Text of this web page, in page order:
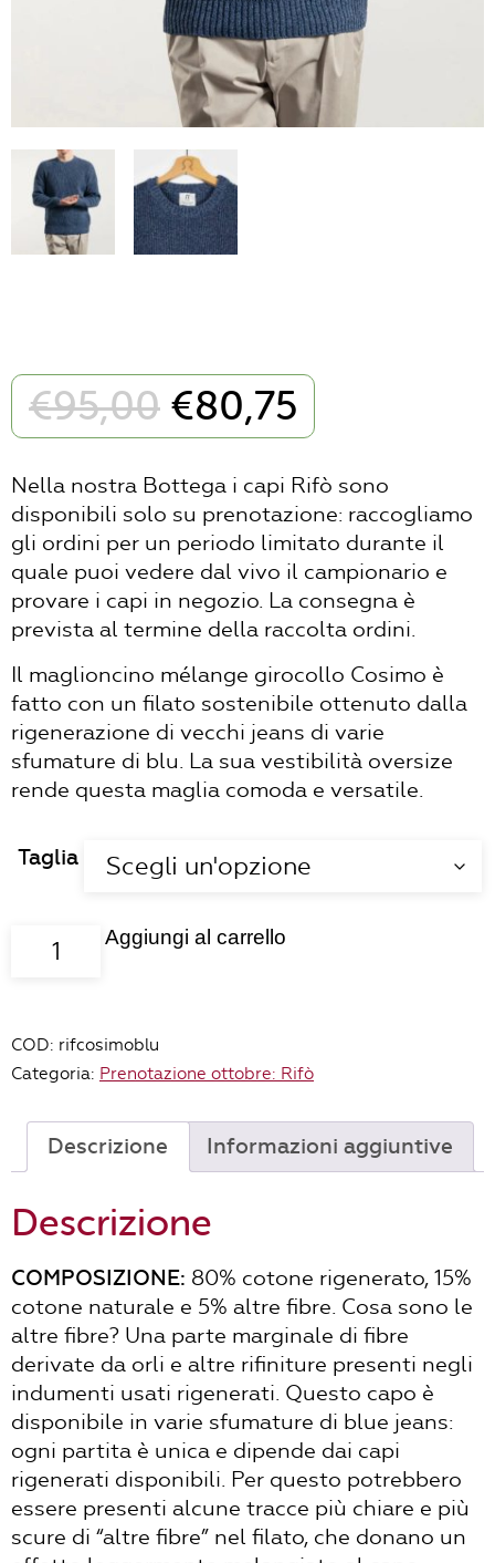
€95,00 Il
prezzo
era:
€95,00.
€80,75
prezzo
è:
€80,75.
Nella nostra Bottega i capi Rifò sono
disponibili solo su prenotazione: raccogliamo
gli ordini per un periodo limitato durante il
quale puoi vedere dal vivo il campionario e
provare i capi in negozio. La consegna è
prevista al termine della raccolta ordini.
Il maglioncino mélange girocollo Cosimo è
fatto con un filato sostenibile ottenuto dalla
rigenerazione di vecchi jeans di varie
sfumature di blu. La sua vestibilità oversize
rende questa maglia comoda e versatile.
Taglia
MAGLIA
UOMO
RIGENERATO
COSIMO
baltico-
prodotto
prenotazione
Aggiungi al carrello
COD: rifcosimoblu
Categoria: Prenotazione ottobre: Rifò
Descrizione Informazioni aggiuntive
Descrizione
COMPOSIZIONE: 80% cotone rigenerato, 15%
cotone naturale e 5% altre fibre. Cosa sono le
altre fibre? Una parte marginale di fibre
derivate da orli e altre rifiniture presenti negli
indumenti usati rigenerati. Questo capo è
disponibile in varie sfumature di blue jeans:
ogni partita è unica e dipende dai capi
rigenerati disponibili. Per questo potrebbero
essere presenti alcune tracce più chiare e più
scure di “altre fibre” nel filato, che donano un